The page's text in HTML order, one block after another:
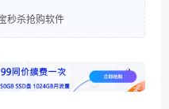
秒杀抢购软件